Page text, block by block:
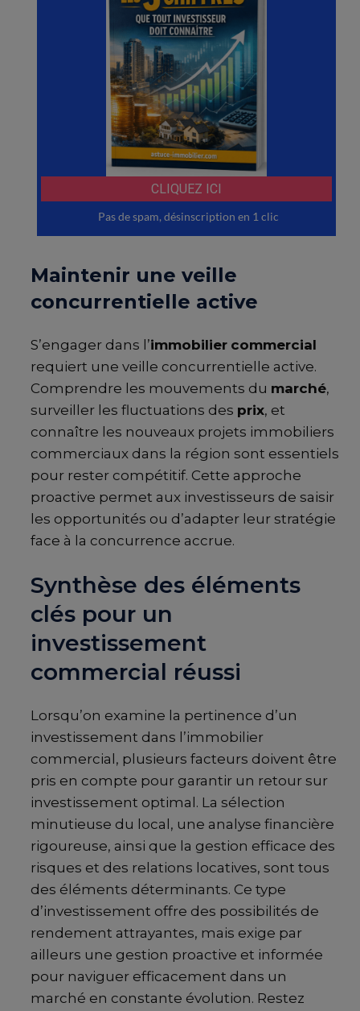
Maintenir une veille
concurrentielle active
S’engager dans l’immobilier commercial
requiert une veille concurrentielle active.
Comprendre les mouvements du marché,
surveiller les fluctuations des prix, et
connaître les nouveaux projets immobiliers
commerciaux dans la région sont essentiels
pour rester compétitif. Cette approche
proactive permet aux investisseurs de saisir
les opportunités ou d’adapter leur stratégie
face à la concurrence accrue.
Synthèse des éléments
clés pour un
investissement
commercial réussi
Lorsqu’on examine la pertinence d’un
investissement dans l’immobilier
commercial, plusieurs facteurs doivent être
pris en compte pour garantir un retour sur
investissement optimal. La sélection
minutieuse du local, une analyse financière
rigoureuse, ainsi que la gestion efficace des
risques et des relations locatives, sont tous
des éléments déterminants. Ce type
d’investissement offre des possibilités de
rendement attrayantes, mais exige par
ailleurs une gestion proactive et informée
pour naviguer efficacement dans un
marché en constante évolution. Restez